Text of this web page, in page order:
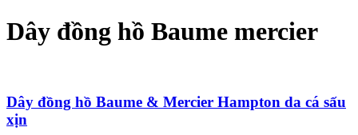
Dây đồng hồ Baume mercier
Dây đồng hồ Baume & Mercier Hampton da cá sấu
xịn